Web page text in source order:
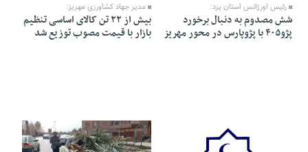
رئیس اورژانس استان یزد:
شش مصدوم به دنبال برخورد
پژو۴۰۵ با پژوپارس در محور مهریز
مدیر جهاد کشاورزی مهریز:
بیش از ۲۲ تن کالای اساسی تنظیم
بازار با قیمت مصوب توزیع شد